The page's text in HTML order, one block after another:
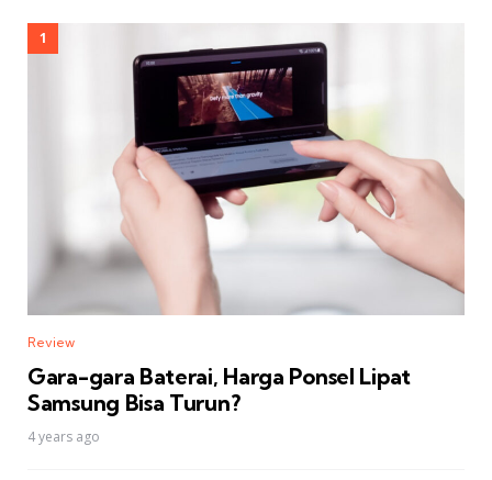
Review
Gara-gara Baterai, Harga Ponsel Lipat
Samsung Bisa Turun?
4 years ago